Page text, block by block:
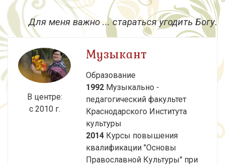
Для меня важно ... стараться угодить Богу.
В центре:
с 2010 г.
Музыкант
Образование
1992 Музыкально -
педагогический факультет
Краснодарского Института
культуры
2014 Курсы повышения
квалификации "Основы
Православной Культуры" при